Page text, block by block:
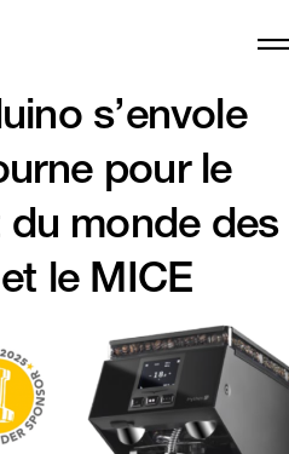
s’envole
pour le
monde des
le MICE